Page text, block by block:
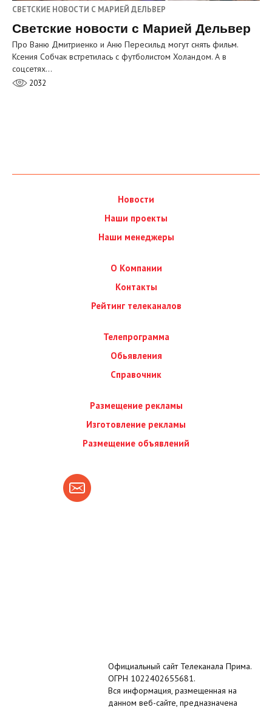
СВЕТСКИЕ НОВОСТИ С МАРИЕЙ ДЕЛЬВЕР
Светские новости с Марией Дельвер
Про Ваню Дмитриенко и Аню Пересильд могут снять фильм.
Ксения Собчак встретилась с футболистом Холандом. А в
соцсетях…
2032
Новости
Наши проекты
Наши менеджеры
О Компании
Контакты
Рейтинг телеканалов
Телепрограмма
Обьявления
Справочник
Размещение рекламы
Изготовление рекламы
Размещение объявлений
Официальный сайт Телеканала Прима.
ОГРН 1022402655681.
Вся информация, размещенная на
данном веб-сайте, предназначена